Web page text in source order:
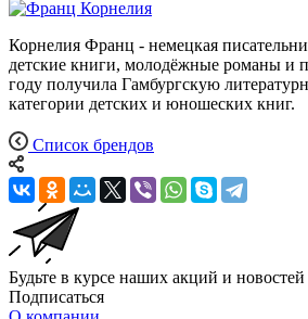
Корнелия Франц - немецкая
детские книги, молодёжные романы и
году получила Гамбургскую
категории детских и юношеских книг.
Список брендов
Будьте в курсе наших акций и новостей
Подписаться